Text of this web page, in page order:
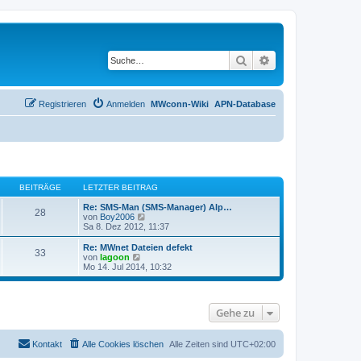
Suche
APN-Database
MWconn-Wiki
Anmelden
Registrieren
BEITRÄGE LETZTER BEITRAG
28
Re: SMS-Man (SMS-Manager) Alp…
von Boy2006
e
u
e
e
r
r
a
Sa 8. Dez 2012, 11:37
33
Re: MWnet Dateien defekt
von lagoon
e
u
e
Mo 14. Jul 2014, 10:32
Gehe zu
Alle Zeiten sind UTC+02:00
Alle Cookies löschen
Kontakt